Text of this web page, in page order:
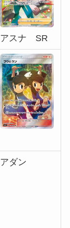
アスナ SR
アダン